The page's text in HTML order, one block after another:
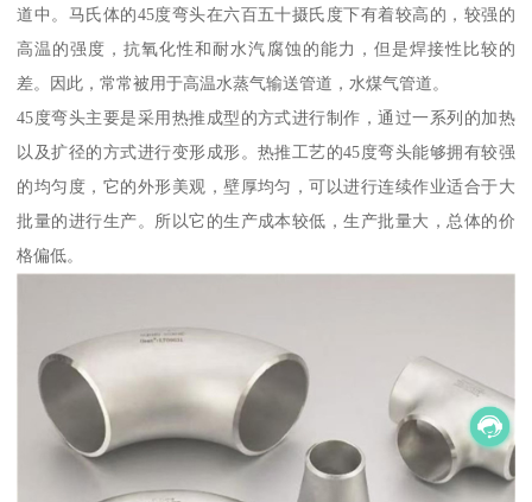
道中。马氏体的45度弯头在六百五十摄氏度下有着较高的，较强的
高温的强度，抗氧化性和耐水汽腐蚀的能力，但是焊接性比较的
差。因此，常常被用于高温水蒸气输送管道，水煤气管道。
45度弯头主要是采用热推成型的方式进行制作，通过一系列的加热
以及扩径的方式进行变形成形。热推工艺的45度弯头能够拥有较强
的均匀度，它的外形美观，壁厚均匀，可以进行连续作业适合于大
批量的进行生产。所以它的生产成本较低，生产批量大，总体的价
格偏低。